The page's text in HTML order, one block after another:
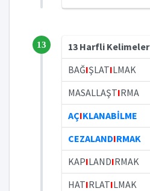
13
13 Harfli Kelimeler
BAĞIŞLATILMAK
MASALLAŞTIRMA
AÇIKLANABİLME
CEZALANDIRMAK
KAPILANDIRMAK
HATIRLATILMAK